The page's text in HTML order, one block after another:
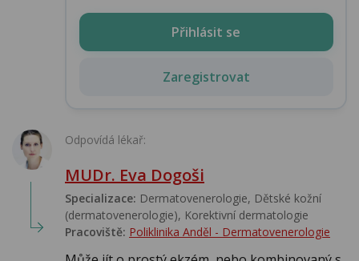
Přihlásit se
Zaregistrovat
Odpovídá lékař:
MUDr. Eva Dogoši
Specializace: Dermatovenerologie, Dětské kožní
(dermatovenerologie), Korektivní dermatologie
Pracoviště: Poliklinika Anděl - Dermatovenerologie